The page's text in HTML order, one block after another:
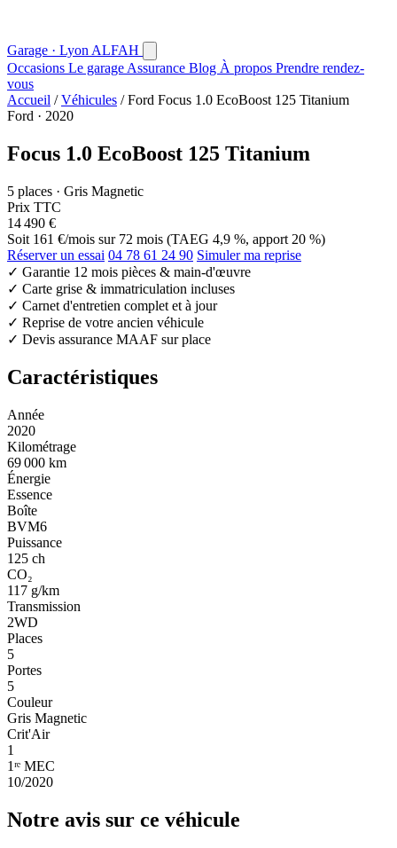
Garage · Lyon ALFAH
Occasions Le garage Assurance Blog À propos Prendre rendez-
vous
Accueil /Véhicules /Ford Focus 1.0 EcoBoost 125 Titanium
Ford · 2020
Focus 1.0 EcoBoost 125 Titanium
5 places · Gris Magnetic
Prix TTC
14 490 €
Soit 161 €/mois sur 72 mois (TAEG 4,9 %, apport 20 %)
Réserver un essai 04 78 61 24 90 Simuler ma reprise
✓ Garantie 12 mois pièces & main-d'œuvre
✓ Carte grise & immatriculation incluses
✓ Carnet d'entretien complet et à jour
✓ Reprise de votre ancien véhicule
✓ Devis assurance MAAF sur place
Caractéristiques
Année
2020
Kilométrage
69 000 km
Énergie
Essence
Boîte
BVM6
Puissance
125 ch
CO₂
117 g/km
Transmission
2WD
Places
5
Portes
5
Couleur
Gris Magnetic
Crit'Air
1
1ʳᵉ MEC
10/2020
Notre avis sur ce véhicule